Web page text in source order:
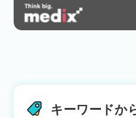
キーワードか